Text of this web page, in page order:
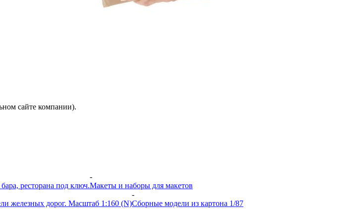
сайте компании).
ресторана под ключ.
-
Макеты и наборы для макетов
железных дорог. Масштаб 1:160 (N)
-
Сборные модели из картона 1/87